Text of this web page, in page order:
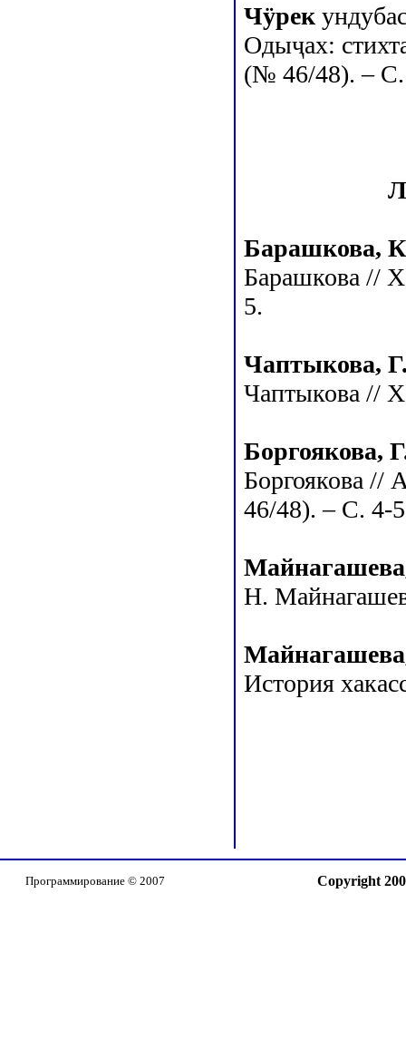
Чӱрек
Одыҷах:
(№ 46/48). –
Барашкова,
Барашкова //
5.
Чаптыкова,
Чаптыкова //
Боргоякова,
Боргоякова //
46/48). – С. 4-
Н.
История
Программирование © 2007 Copyright